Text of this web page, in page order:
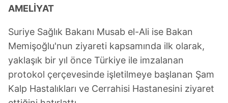
Sitemizde kendimize ve üçüncü kişilere ait çerezler
verileriniz işlenmekte olup gerekli olan çerezler bilgi
toplumu hizmetlerinin sunulması amacıyla
kullanılmaktadır. Diğer çerezler, sitemizin daha işlevsel
kılınması ve kişiselleştirilmesi ve sizlere yönelik
reklam/pazarlama faaliyetlerinin yapılması, amaçlarıyla
sınırlı olarak açık rızanız dahilinde kullanılacaktır.
AMELİYAT
Suriye Sağlık Bakanı Musab el-Ali ise Bakan
Memişoğlu'nun ziyareti kapsamında ilk olarak,
yaklaşık bir yıl önce Türkiye ile imzalanan
protokol çerçevesinde işletilmeye başlanan Şam
Kalp Hastalıkları ve Cerrahisi Hastanesini ziyaret